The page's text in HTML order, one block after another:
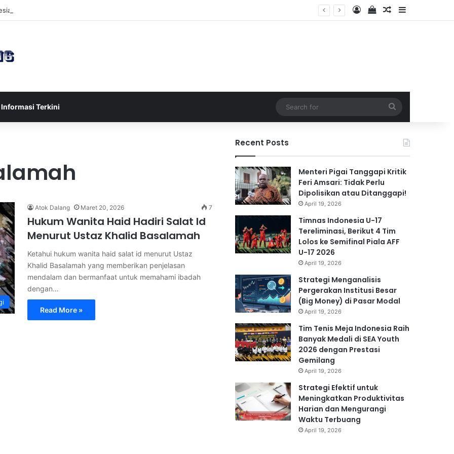
U-17 Tereliminasi, Berikut 4 Tim Lolos ke Semifinal Piala AFF U-17 2026 Log InView your
Random Article
Sidebar
Informasi Terkini
for
Atok Dalang Maret 20, 2026 7
Hukum Wanita Haid Hadiri Salat Id
Menurut Ustaz Khalid Basalamah
Ketahui hukum wanita haid salat id menurut Ustaz
Khalid Basalamah yang memberikan penjelasan
mendalam dan bermanfaat untuk memahami ibadah
dengan…
Read More »
Recent Posts
Menteri Pigai Tanggapi Kritik
Feri Amsari: Tidak Perlu
Dipolisikan atau Ditanggapi!
April 19, 2026
Timnas Indonesia U-17
Tereliminasi, Berikut 4 Tim
Lolos ke Semifinal Piala AFF
U-17 2026
April 19, 2026
Strategi Menganalisis
Pergerakan Institusi Besar
(Big Money) di Pasar Modal
April 19, 2026
Tim Tenis Meja Indonesia Raih
Banyak Medali di SEA Youth
2026 dengan Prestasi
Gemilang
April 19, 2026
Strategi Efektif untuk
Meningkatkan Produktivitas
Harian dan Mengurangi
Waktu Terbuang
April 19, 2026